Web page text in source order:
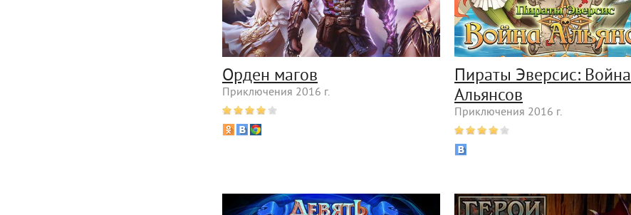
Орден магов
Приключения 2016 г.
Пираты Эверсис: Война
Альянсов
Приключения 2016 г.